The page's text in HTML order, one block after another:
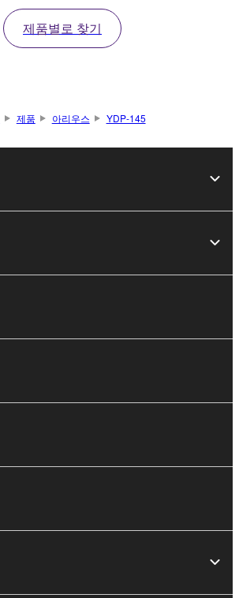
제품별로 찾기
제품 아리우스 YDP-145